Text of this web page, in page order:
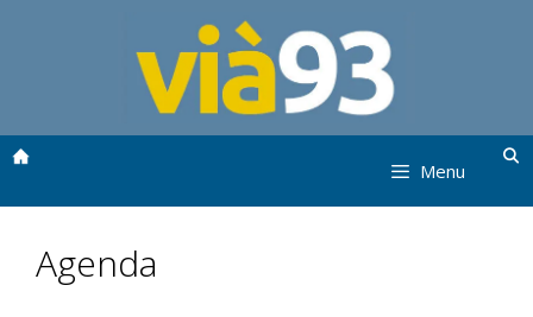
Menu
Agenda